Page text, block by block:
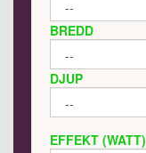
BREDD
DJUP
EFFEKT (WATT)